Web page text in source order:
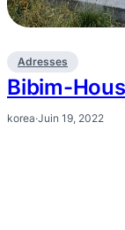
Adresses
Bibim-
korea·Juin 19, 2022